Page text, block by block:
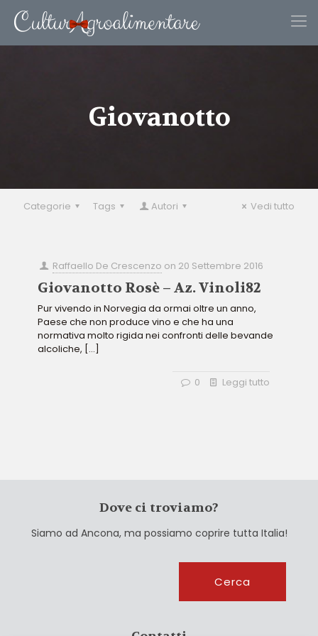
Giovanotto
Categorie Tags Autori Vedi tutto
Raffaello De Crescenzo on 20 Settembre 2016
Giovanotto Rosè – Az. Vinoli82
Pur vivendo in Norvegia da ormai oltre un anno,
Paese che non produce vino e che ha una
normativa molto rigida nei confronti delle bevande
alcoliche, […]
0 Leggi tutto
Dove ci troviamo?
Siamo ad Ancona, ma possiamo coprire tutta Italia!
Cerca